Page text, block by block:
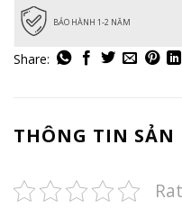
BẢO HÀNH 1-2 NĂM
THÔNG TIN SẢN